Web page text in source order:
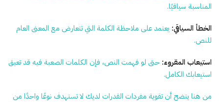
المناسبة سياقيًا.
الخطأ السياقي: يعتمد على ملاحظة الكلمة التي تتعارض مع المعنى العام
للنص.
استيعاب المقروء: حتى لو فهمت النص، فإن الكلمات الصعبة فيه قد تعيق
استيعابك الكامل.
من هنا يتضح أن تقوية مفردات القدرات لديك لا تستهدف نوعًا واحدًا من